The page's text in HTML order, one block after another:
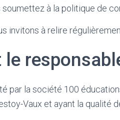
à la politique de
invitons à relire
le
par la société 100
Vaux et ayant la qualité